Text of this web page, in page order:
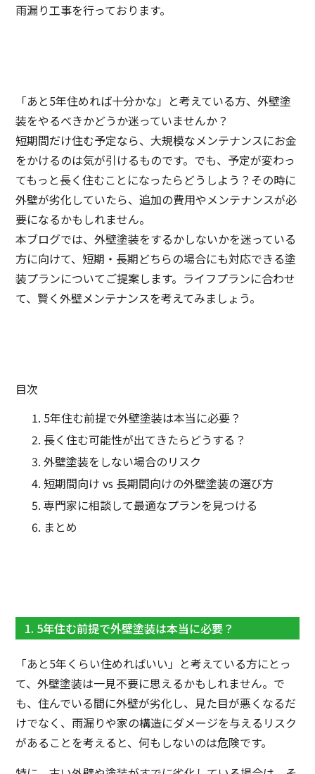
雨漏り工事を行っております。
「あと5年住めれば十分かな」と考えている方、外壁塗
装をやるべきかどうか迷っていませんか？
短期間だけ住む予定なら、大規模なメンテナンスにお金
をかけるのは気が引けるものです。でも、予定が変わっ
てもっと長く住むことになったらどうしよう？その時に
外壁が劣化していたら、追加の費用やメンテナンスが必
要になるかもしれません。
本ブログでは、外壁塗装をするかしないかを迷っている
方に向けて、短期・長期どちらの場合にも対応できる塗
装プランについてご提案します。ライフプランに合わせ
て、賢く外壁メンテナンスを考えてみましょう。
目次
5年住む前提で外壁塗装は本当に必要？
長く住む可能性が出てきたらどうする？
外壁塗装をしない場合のリスク
短期間向け vs 長期間向けの外壁塗装の選び方
専門家に相談して最適なプランを見つける
まとめ
1. 5年住む前提で外壁塗装は本当に必要？
「あと5年くらい住めればいい」と考えている方にとっ
て、外壁塗装は一見不要に思えるかもしれません。で
も、住んでいる間に外壁が劣化し、見た目が悪くなるだ
けでなく、雨漏りや家の構造にダメージを与えるリスク
があることを考えると、何もしないのは危険です。